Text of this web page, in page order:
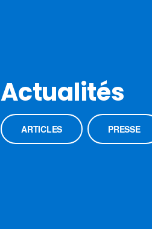
Actualités
ARTICLES PRESSE